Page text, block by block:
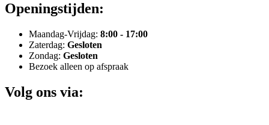
Openingstijden:
Maandag-Vrijdag: 8:00 - 17:00
Zaterdag: Gesloten
Zondag: Gesloten
Bezoek alleen op afspraak
Volg ons via: